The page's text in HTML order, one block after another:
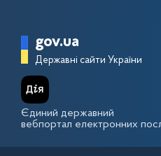
Головна
gov.ua
Державні сайти України
Єдиний державний
вебпортал електронних